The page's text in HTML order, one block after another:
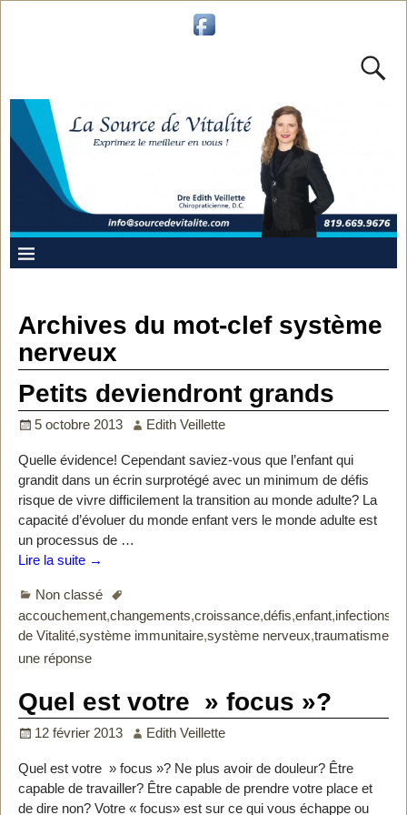
Archives du mot-clef système
nerveux
Petits deviendront grands
5 octobre 2013 Edith Veillette
Quelle évidence! Cependant saviez-vous que l’enfant qui
grandit dans un écrin surprotégé avec un minimum de défis
risque de vivre difficilement la transition au monde adulte? La
capacité d’évoluer du monde enfant vers le monde adulte est
un processus de …
Lire la suite →
Non classé
accouchement,changements,croissance,défis,enfant,infections
de Vitalité,système immunitaire,système nerveux,traumatismes
une réponse
Quel est votre » focus »?
12 février 2013 Edith Veillette
Quel est votre » focus »? Ne plus avoir de douleur? Être
capable de travailler? Être capable de prendre votre place et
de dire non? Votre « focus» est sur ce qui vous échappe ou